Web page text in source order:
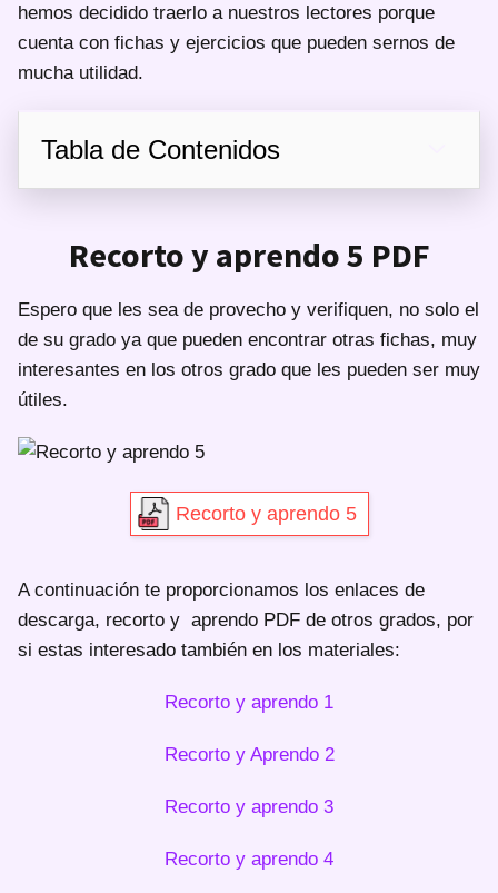
hemos decidido traerlo a nuestros lectores porque
cuenta con fichas y ejercicios que pueden sernos de
mucha utilidad.
Tabla de Contenidos
Recorto y aprendo 5 PDF
Espero que les sea de provecho y verifiquen, no solo el
de su grado ya que pueden encontrar otras fichas, muy
interesantes en los otros grado que les pueden ser muy
útiles.
Recorto y aprendo 5
A continuación te proporcionamos los enlaces de
descarga, recorto y aprendo PDF de otros grados, por
si estas interesado también en los materiales:
Recorto y aprendo 1
Recorto y Aprendo 2
Recorto y aprendo 3
Recorto y aprendo 4